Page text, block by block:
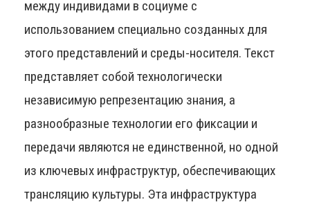
между индивидами в социуме с
использованием специально созданных для
этого представлений и среды-носителя. Текст
представляет собой технологически
независимую репрезентацию знания, а
разнообразные технологии его фиксации и
передачи являются не единственной, но одной
из ключевых инфраструктур, обеспечивающих
трансляцию культуры. Эта инфраструктура